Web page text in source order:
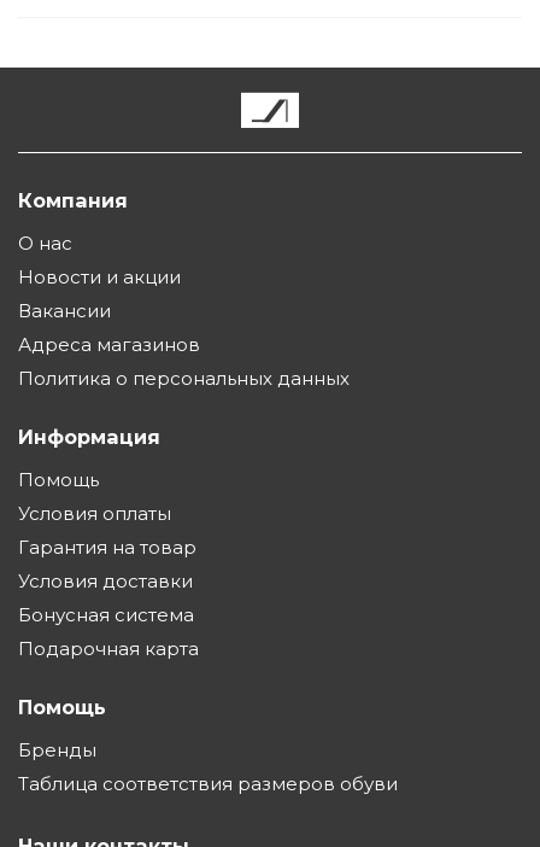
Компания
О нас
Новости и акции
Вакансии
Адреса магазинов
Политика о персональных данных
Информация
Помощь
Условия оплаты
Гарантия на товар
Условия доставки
Бонусная система
Подарочная карта
Помощь
Бренды
Таблица соответствия размеров обуви